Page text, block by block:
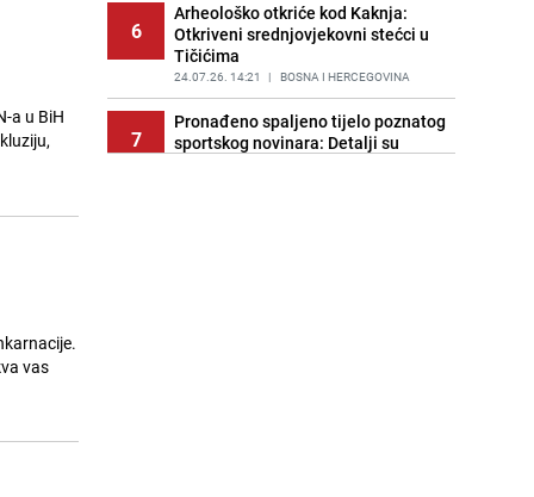
a u BiH
vas
6
Arheološko otkriće kod Kaknja:
Otkriveni srednjovjekovni stećci u
Tičićima
24.07.26. 14:21 | BOSNA I HERCEGOVINA
7
Pronađeno spaljeno tijelo poznatog
sportskog novinara: Detalji su